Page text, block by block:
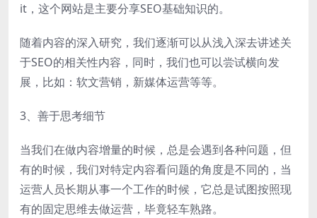
it，这个网站是主要分享SEO基础知识的。
随着内容的深入研究，我们逐渐可以从浅入深去讲述关
于SEO的相关性内容，同时，我们也可以尝试横向发
展，比如：软文营销，新媒体运营等等。
3、善于思考细节
当我们在做内容增量的时候，总是会遇到各种问题，但
有的时候，我们对特定内容看问题的角度是不同的，当
运营人员长期从事一个工作的时候，它总是试图按照现
有的固定思维去做运营，毕竟轻车熟路。